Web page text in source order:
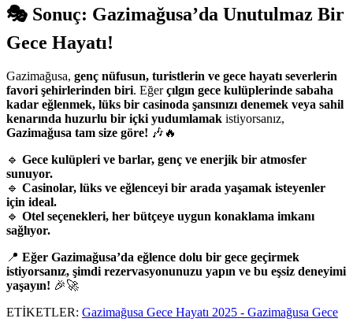
🎭 Sonuç: Gazimağusa’da Unutulmaz Bir
Gece Hayatı!
Gazimağusa, genç nüfusun, turistlerin ve gece hayatı severlerin
favori şehirlerinden biri. Eğerçılgın gece kulüplerinde sabaha
kadar eğlenmek, lüks bir casinoda şansınızı denemek veya sahil
kenarında huzurlu bir içki yudumlamak istiyorsanız,
Gazimağusa tam size göre! 🎶🔥
🔹 Gece kulüpleri ve barlar, genç ve enerjik bir atmosfer
sunuyor.
🔹 Casinolar, lüks ve eğlenceyi bir arada yaşamak isteyenler
için ideal.
🔹 Otel seçenekleri, her bütçeye uygun konaklama imkanı
sağlıyor.
📍 Eğer Gazimağusa’da eğlence dolu bir gece geçirmek
istiyorsanız, şimdi rezervasyonunuzu yapın ve bu eşsiz deneyimi
yaşayın! 🎉🚀
ETİKETLER: Gazimağusa Gece Hayatı 2025 - Gazimağusa Gece